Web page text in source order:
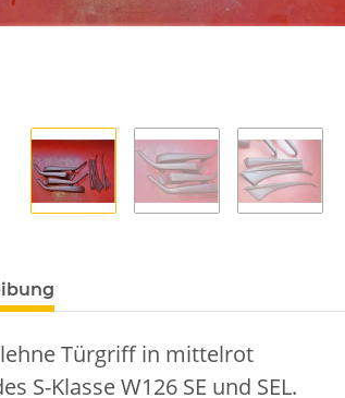
Türgriff in mittelrot
S-Klasse W126 SE und SEL.